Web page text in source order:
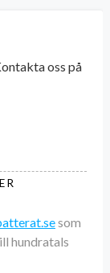
oss på
som
hundratals